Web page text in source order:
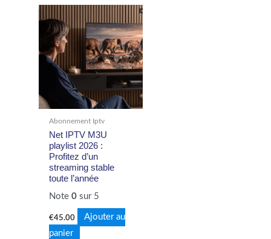
Abonnement Iptv
Net IPTV M3U
playlist 2026 :
Profitez d’un
streaming stable
toute l’année
Note0 sur 5
€45.00
Ajouter au
panier